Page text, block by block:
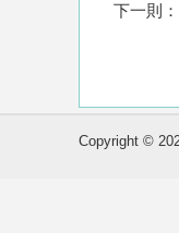
下一則：
Copyright ©